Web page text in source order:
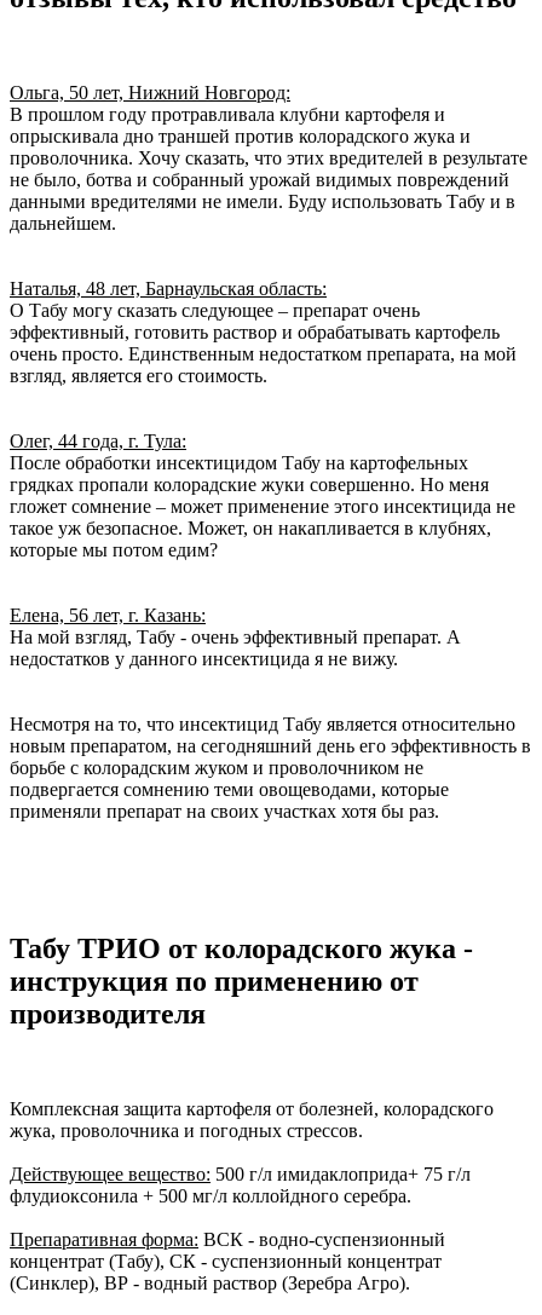
Ольга, 50 лет, Нижний Новгород:
В прошлом году протравливала клубни картофеля и
опрыскивала дно траншей против колорадского жука и
проволочника. Хочу сказать, что этих вредителей в результате
не было, ботва и собранный урожай видимых повреждений
данными вредителями не имели. Буду использовать Табу и в
дальнейшем.
Наталья, 48 лет, Барнаульская область:
О Табу могу сказать следующее – препарат очень
эффективный, готовить раствор и обрабатывать картофель
очень просто. Единственным недостатком препарата, на мой
взгляд, является его стоимость.
Олег, 44 года, г. Тула:
После обработки инсектицидом Табу на картофельных
грядках пропали колорадские жуки совершенно. Но меня
гложет сомнение – может применение этого инсектицида не
такое уж безопасное. Может, он накапливается в клубнях,
которые мы потом едим?
Елена, 56 лет, г. Казань:
На мой взгляд, Табу - очень эффективный препарат. А
недостатков у данного инсектицида я не вижу.
Несмотря на то, что инсектицид Табу является относительно
новым препаратом, на сегодняшний день его эффективность в
борьбе с колорадским жуком и проволочником не
подвергается сомнению теми овощеводами, которые
применяли препарат на своих участках хотя бы раз.
Табу ТРИО от колорадского жука -
инструкция по применению от
производителя
Комплексная защита картофеля от болезней, колорадского
жука, проволочника и погодных стрессов.
Действующее вещество: 500 г/л имидаклоприда+ 75 г/л
флудиоксонила + 500 мг/л коллойдного серебра.
Препаративная форма: ВСК - водно-суспензионный
концентрат (Табу), СК - суспензионный концентрат
(Синклер), ВР - водный раствор (Зеребра Агро).